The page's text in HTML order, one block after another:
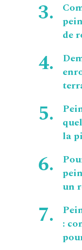
de
la
un
: